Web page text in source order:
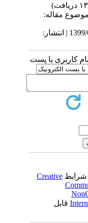
مقاله:
دریافت: 1399/3/7 | پذیرش: 1399/6/4 | انتشار:
کاربری یا پست
Creative
قابل